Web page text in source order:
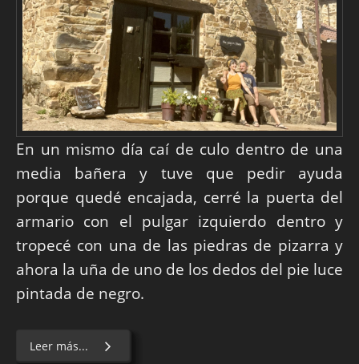
En un mismo día caí de culo dentro de una
media bañera y tuve que pedir ayuda
porque quedé encajada, cerré la puerta del
armario con el pulgar izquierdo dentro y
tropecé con una de las piedras de pizarra y
ahora la uña de uno de los dedos del pie luce
pintada de negro.
Leer más...